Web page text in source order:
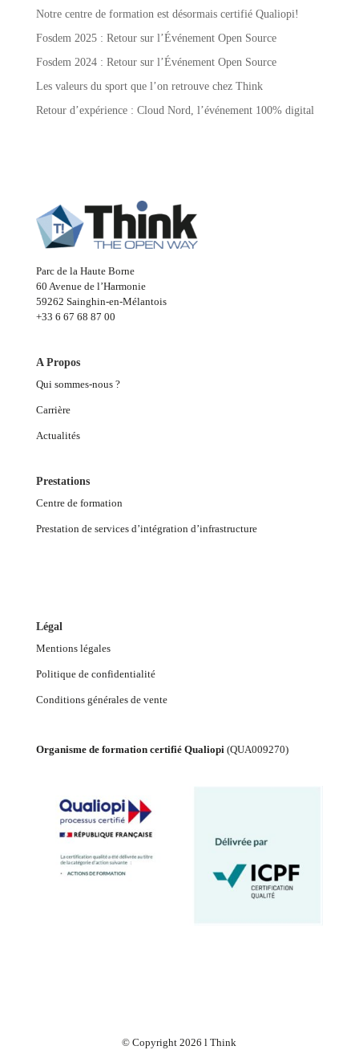
Notre centre de formation est désormais certifié Qualiopi!
Fosdem 2025 : Retour sur l’Événement Open Source
Fosdem 2024 : Retour sur l’Événement Open Source
Les valeurs du sport que l’on retrouve chez Think
Retour d’expérience : Cloud Nord, l’événement 100% digital
Parc de la Haute Borne
60 Avenue de l’Harmonie
59262 Sainghin-en-Mélantois
+33 6 67 68 87 00
A Propos
Qui sommes-nous ?
Carrière
Actualités
Prestations
Centre de formation
Prestation de services d’intégration d’infrastructure
Légal
Mentions légales
Politique de confidentialité
Conditions générales de vente
Organisme de formation certifié Qualiopi (QUA009270)
© Copyright 2026 l Think